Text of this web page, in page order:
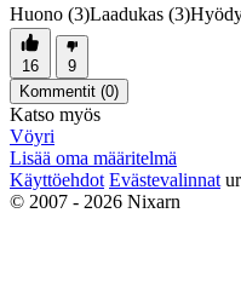
Huono (3)Laadukas (3)
16
9
Kommentit (0)
Katso myös
Vöyri
Lisää oma määritelmä
Käyttöehdot Evästevalinnat
© 2007 - 2026 Nixarn